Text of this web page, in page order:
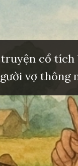
cổ tích
vợ thông